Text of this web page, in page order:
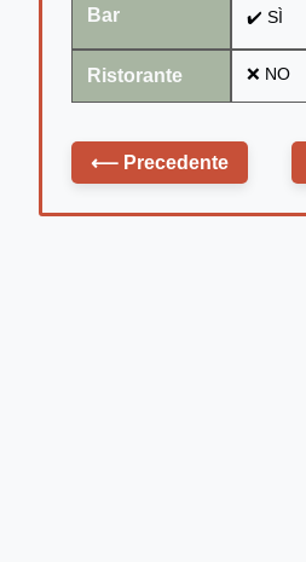
Bar ✔️ SÌ
Ristorante ❌ NO
⟵ Precedente